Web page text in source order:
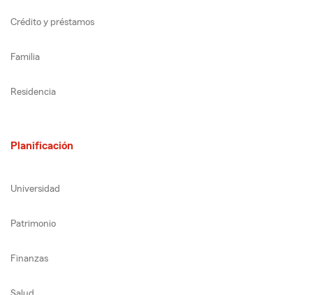
Crédito y préstamos
Familia
Residencia
Planificación
Universidad
Patrimonio
Finanzas